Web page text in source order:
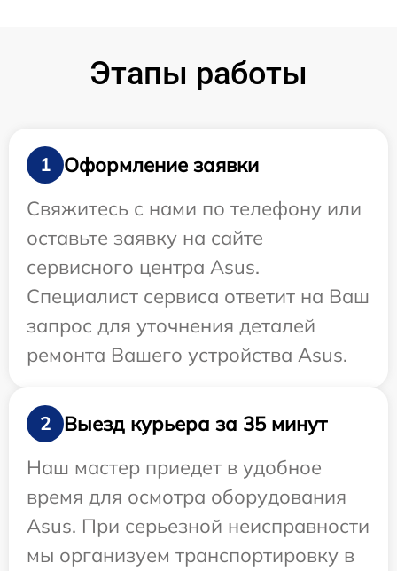
Этапы работы
1
Оформление заявки
Свяжитесь с нами по телефону или
оставьте заявку на сайте
сервисного центра Asus.
Специалист сервиса ответит на Ваш
запрос для уточнения деталей
ремонта Вашего устройства Asus.
2
Выезд курьера за 35 минут
Наш мастер приедет в удобное
время для осмотра оборудования
Asus. При серьезной неисправности
мы организуем транспортировку в